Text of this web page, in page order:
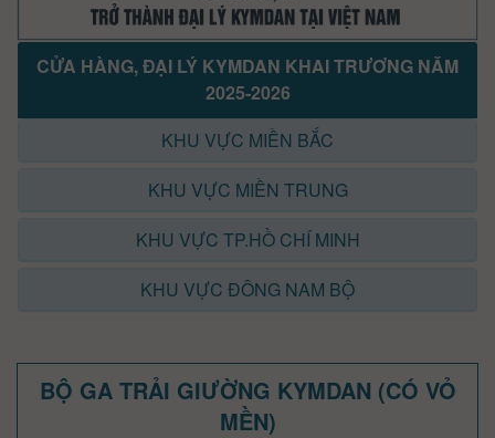
CỬA HÀNG, ĐẠI LÝ KYMDAN KHAI TRƯƠNG NĂM
2025-2026
KHU VỰC MIỀN BẮC
KHU VỰC MIỀN TRUNG
KHU VỰC TP.HỒ CHÍ MINH
KHU VỰC ĐÔNG NAM BỘ
BỘ GA TRẢI GIƯỜNG KYMDAN (CÓ VỎ
MỀN)